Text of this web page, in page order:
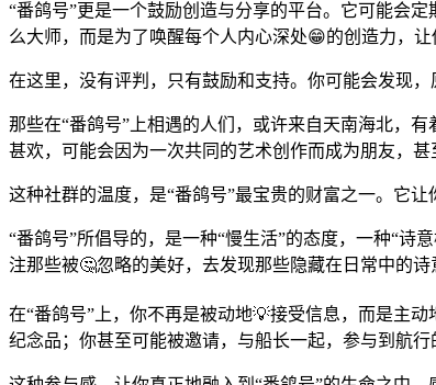
“番鸽号”更是一个鼓励创造与分享的平台。它可能会
么大师，而是为了唤醒每个人内心深处😁的创造力，
在这里，没有评判，只有鼓励和支持。你可能会发现
那些在“番鸽号”上相遇的人们，或许来自天南海北，
甚欢，可能会因为一次共同的艺术创作而成为朋友，
这种社群的温度，是“番鸽号”最宝贵的财富之一。它
“番鸽号”所倡导的，是一种“慢生活”的态度，一种“诗
注那些被🤔忽略的美好，去发现那些隐藏在日常中的
在“番鸽号”上，你不再是被动地💡接受信息，而是主
纪念品；你甚至可能被邀请，与船长一起，参与到航行